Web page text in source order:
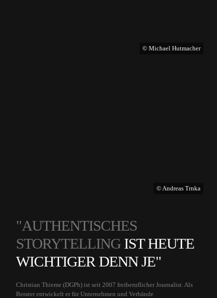
© Michael Hutmacher
© Andreas Trnka
"AUTHENTISCHES
STORYTELLINGIST HEUTE
WICHTIGER DENN JE"
Christian Thieme (DGPh) ist seit 2007 freiberuflicher Journalist. Als
Berater entwickelt er für Unternehmen und Verbände